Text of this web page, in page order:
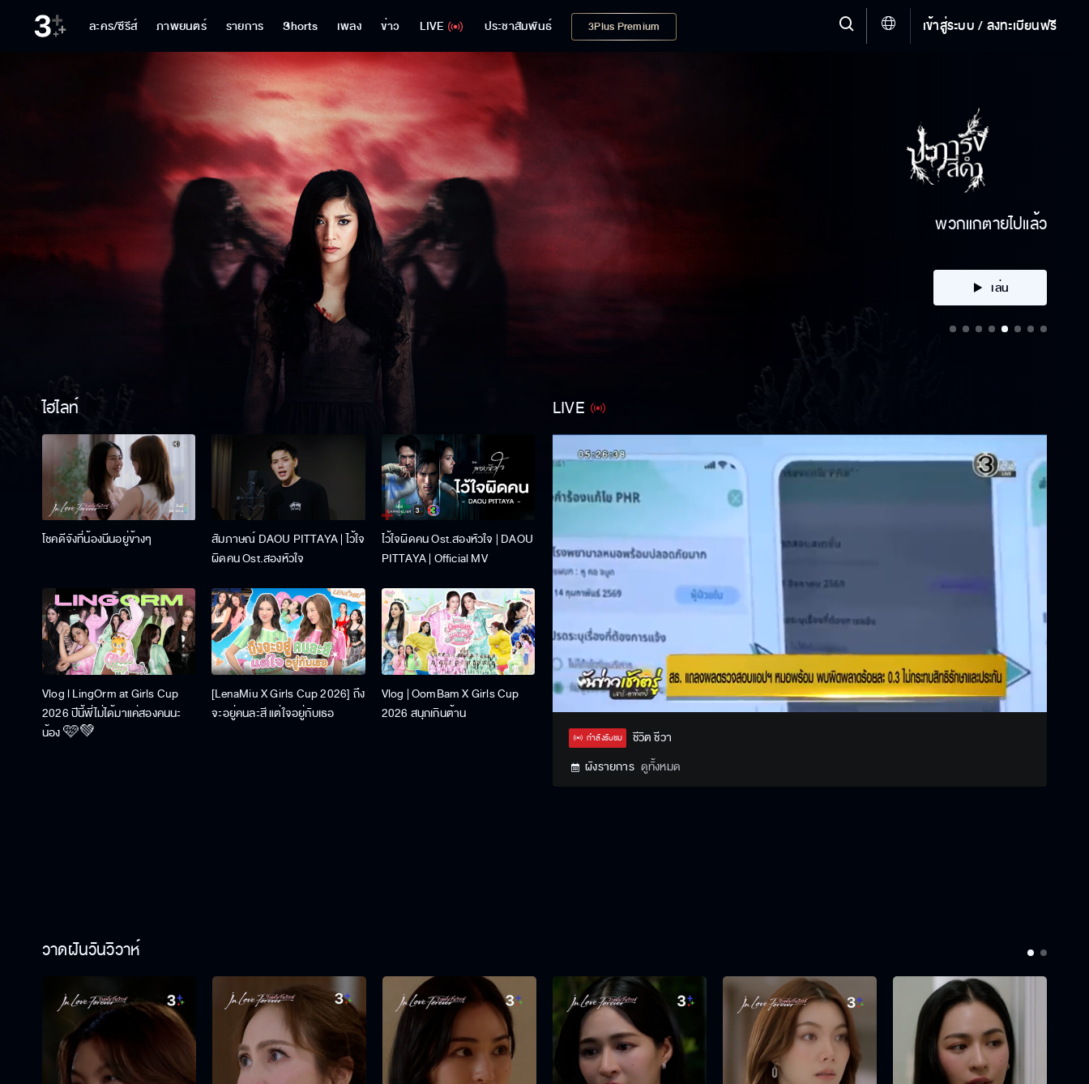
ละคร/ซีรีส์ ภาพยนตร์ รายการ Shorts เพลง ข่าว LIVE ประชาสัมพันธ์ 3Plus Premium เข้าสู่ระบบ / ลงทะเบียนฟรี
คลิก
ไฮไลท์
โชคดีจังที่น้องนีนอยู่ข้างๆ
สัมภาษณ์ DAOU PITTAYA | ไว้ใจ
ผิดคน Ost.สองหัวใจ
ไว้ใจผิดคน Ost.สองหัวใจ | DAOU
PITTAYA | Official MV
Vlog l LingOrm at Girls Cup
2026 ปีนี้พี่ไม่ได้มาแค่สองคนนะ
น้อง 🩷💚
[LenaMiu X Girls Cup 2026] ถึง
จะอยู่คนละสี แต่ใจอยู่กับเธอ
Vlog | OomBam X Girls Cup
2026 สนุกเกินต้าน
LIVE
UnmuteStream
Type
Settings
กำลังรับชม
ชีวิต ชีวา
ผังรายการ ดูทั้งหมด
วาดฝันวันวิวาห์